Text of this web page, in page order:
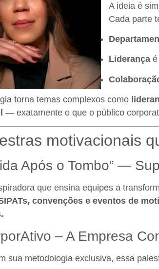
A ideia é
Cada parte
Liderança
torna temas complexos como
— exatamente o que o público
motivacionais
Após o Tombo” —
que ensina equipes a
convenções e eventos de
– A Empresa
sua metodologia exclusiva, essa